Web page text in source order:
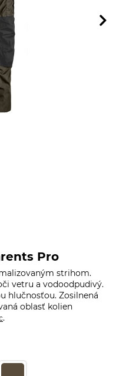
Pro
strihom.
vetru a vodoodpudivý.
hlučnosťou. Zosilnená
oblasť kolien
.